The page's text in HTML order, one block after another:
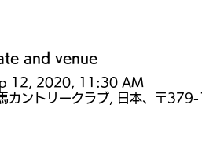
and venue
12, 2020, 11:30 AM
カントリークラブ, 日本、〒